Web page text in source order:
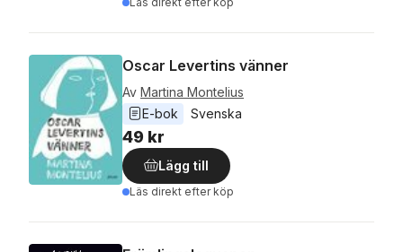
Oscar Levertins vänner
Av Martina Montelius
E-bok
Svenska
49 kr
Lägg till
Läs direkt efter köp